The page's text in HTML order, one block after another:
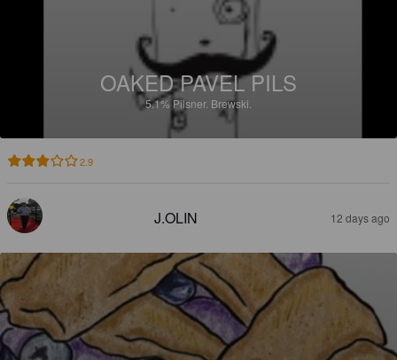
OAKED PAVEL PILS
5.1% Pilsner. Brewski.
2.9
J.OLIN 12 days ago